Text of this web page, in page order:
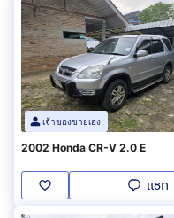
เจ้าของขายเอง
2002 Honda CR-V 2.0 E
แชท